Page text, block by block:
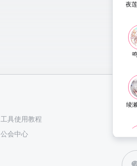
夜
绫
Lc-
直播姬
工具使用教程
公会中心